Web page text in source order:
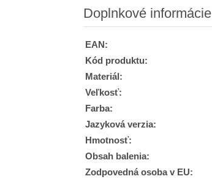
Doplnkové informácie
EAN:
Kód produktu:
Materiál:
Veľkosť:
Farba:
Jazyková verzia:
Hmotnosť:
Obsah balenia:
Zodpovedná osoba v EU: